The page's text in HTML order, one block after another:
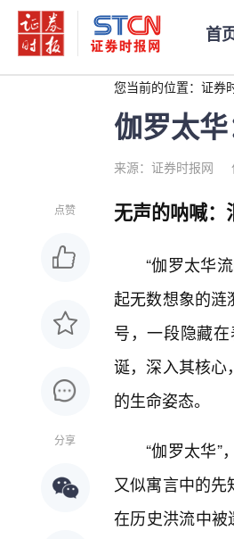
首
您当前的位置： 证券
伽罗太
来源：证券时报网
点赞
分享
无声的呐喊：
“伽罗太华
起无数想象的涟
号，一段隐藏
诞，深入其核心
的生命姿态。
“伽罗太华
又似寓言中的
在历史洪流中被